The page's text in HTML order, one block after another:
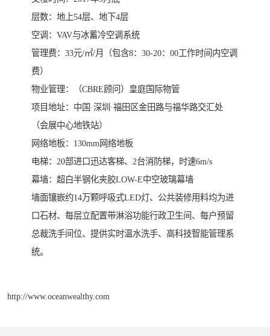
层数：地上54层、地下4层
空调：VAV与冰蓄冷空调系统
管理费：33元/㎡/月（包含8：30-20：00工作时间内空调
费）
物业管理：（CBRE顾问）皇庭国际物管
项目地址：中国·深圳·福田区金田路与福华路交汇处
（会展中心地铁站）
网络地板：130mm网络地板
电梯：20部进口迅达客梯、2台消防梯，时速6m/s
幕墙：超白半钢化夹胶LOW-E中空玻璃幕墙
墙面镶嵌约14万颗呼吸式LED灯、公共装修用料均为进
口石材、每层立配置带淋浴功能行政卫生间、每户预留
总裁洗手间位、提供实时温水洗手、高科技智能管理系
统。
http://www.oceanwealthy.com